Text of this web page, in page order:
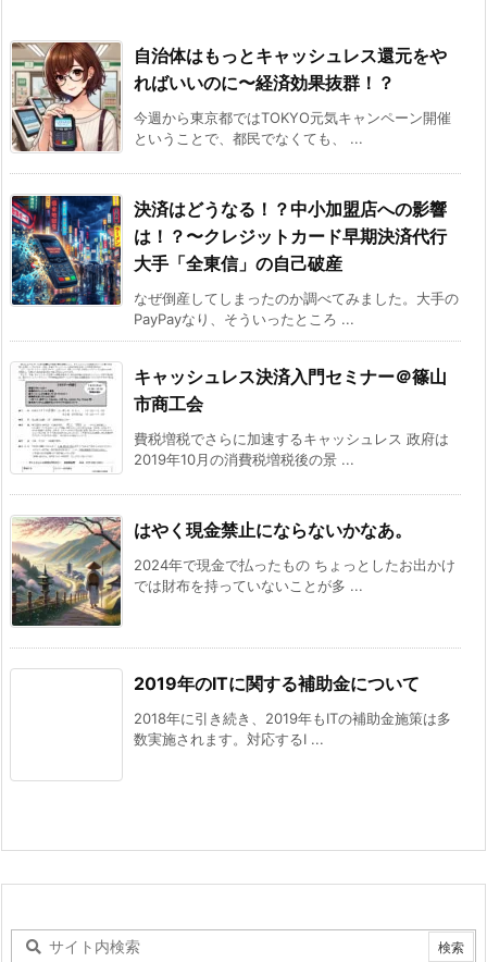
自治体はもっとキャッシュレス還元をや
ればいいのに〜経済効果抜群！？
今週から東京都ではTOKYO元気キャンペーン開催
ということで、都民でなくても、 ...
決済はどうなる！？中小加盟店への影響
は！？〜クレジットカード早期決済代行
大手「全東信」の自己破産
なぜ倒産してしまったのか調べてみました。大手の
PayPayなり、そういったところ ...
キャッシュレス決済入門セミナー＠篠山
市商工会
費税増税でさらに加速するキャッシュレス 政府は
2019年10月の消費税増税後の景 ...
はやく現金禁止にならないかなあ。
2024年で現金で払ったもの ちょっとしたお出かけ
では財布を持っていないことが多 ...
2019年のITに関する補助金について
2018年に引き続き、2019年もITの補助金施策は多
数実施されます。対応するI ...